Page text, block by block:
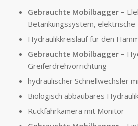
Gebrauchte Mobilbagger –
Betankungssystem, elektrische
Hydraulikkreislauf für den
Gebrauchte Mobilbagger –
Greiferdrehvorrichtung
hydraulischer Schnellwechsler
Biologisch abbaubares
Rückfahrkamera mit Monitor